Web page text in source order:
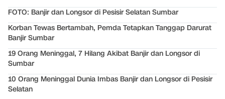
FOTO: Banjir dan Longsor di Pesisir Selatan Sumbar
Korban Tewas Bertambah, Pemda Tetapkan Tanggap Darurat
Banjir Sumbar
19 Orang Meninggal, 7 Hilang Akibat Banjir dan Longsor di
Sumbar
10 Orang Meninggal Dunia Imbas Banjir dan Longsor di Pesisir
Selatan